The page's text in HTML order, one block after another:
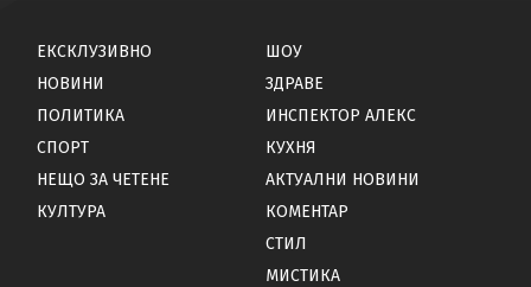
ЕКСКЛУЗИВНО
НОВИНИ
ПОЛИТИКА
СПОРТ
НЕЩО ЗА ЧЕТЕНЕ
КУЛТУРА
ШОУ
ЗДРАВЕ
ИНСПЕКТОР АЛЕКС
КУХНЯ
АКТУАЛНИ НОВИНИ
КОМЕНТАР
СТИЛ
МИСТИКА